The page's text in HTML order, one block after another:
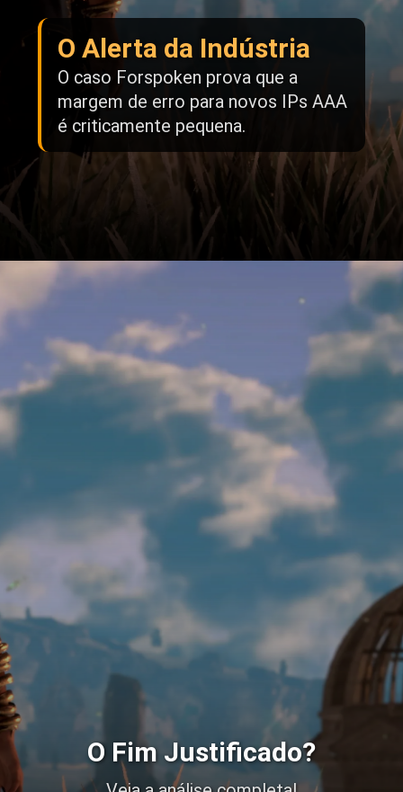
O Alerta da Indústria
O caso Forspoken prova que a
margem de erro para novos IPs AAA
é criticamente pequena.
O Fim Justificado?